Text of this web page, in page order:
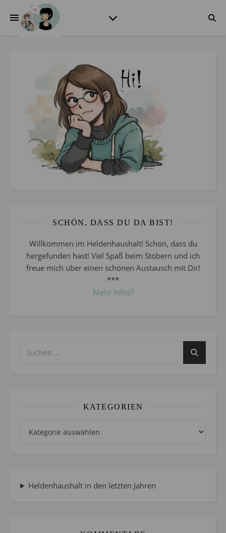
SCHÖN, DASS DU DA BIST!
Willkommen im Heldenhaushalt! Schön, dass du
hergefunden hast! Viel Spaß beim Stöbern und ich
freue mich über einen schönen Austausch mit Dir!
***
Mehr Infos?
KATEGORIEN
Heldenhaushalt in den letzten Jahren